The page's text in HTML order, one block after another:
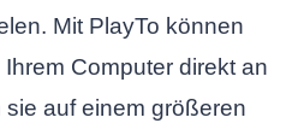
Mit PlayTo können
Computer direkt an
auf einem größeren